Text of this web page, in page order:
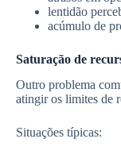
lentidão
acúmulo de
Saturação de
Outro problema
atingir os limites de
Situações típicas: